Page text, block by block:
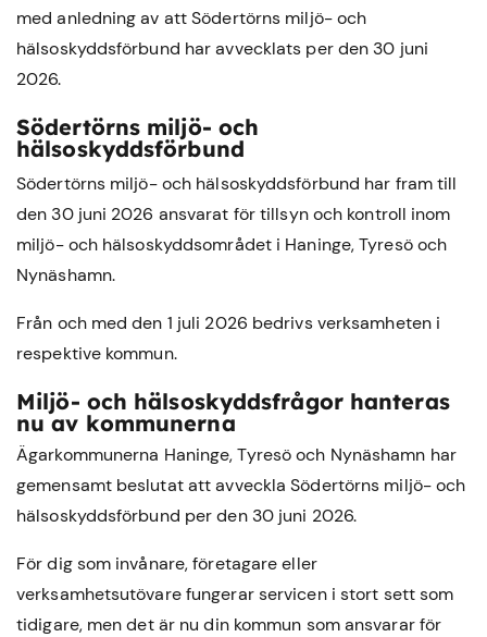
med anledning av att Södertörns miljö- och
hälsoskyddsförbund har avvecklats per den 30 juni
2026.
Södertörns miljö- och
hälsoskyddsförbund
Södertörns miljö- och hälsoskyddsförbund har fram till
den 30 juni 2026 ansvarat för tillsyn och kontroll inom
miljö- och hälsoskyddsområdet i Haninge,Tyresöoch
Nynäshamn.
Från och med den 1 juli 2026 bedrivs verksamheten i
respektive kommun.
Miljö- och hälsoskyddsfrågor hanteras
nu av kommunerna
Ägarkommunerna Haninge, Tyresö och Nynäshamn har
gemensamt beslutat att avveckla Södertörns miljö- och
hälsoskyddsförbund per den 30 juni 2026.
För dig som invånare, företagare eller
verksamhetsutövare fungerar servicen i stort sett som
tidigare, men det är nu din kommun som ansvarar för